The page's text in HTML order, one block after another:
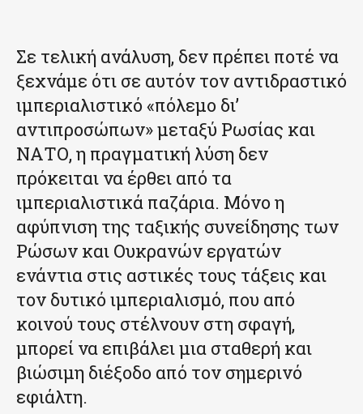
Σε τελική ανάλυση, δεν πρέπει ποτέ να
ξεχνάμε ότι σε αυτόν τον αντιδραστικό
ιμπεριαλιστικό «πόλεμο δι’
αντιπροσώπων» μεταξύ Ρωσίας και
ΝΑΤΟ, η πραγματική λύση δεν
πρόκειται να έρθει από τα
ιμπεριαλιστικά παζάρια. Μόνο η
αφύπνιση της ταξικής συνείδησης των
Ρώσων και Ουκρανών εργατών
ενάντια στις αστικές τους τάξεις και
τον δυτικό ιμπεριαλισμό, που από
κοινού τους στέλνουν στη σφαγή,
μπορεί να επιβάλει μια σταθερή και
βιώσιμη διέξοδο από τον σημερινό
εφιάλτη.